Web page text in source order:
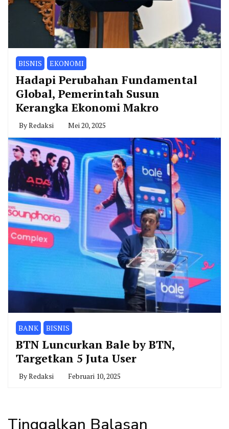
BISNIS EKONOMI
Hadapi Perubahan Fundamental
Global, Pemerintah Susun
Kerangka Ekonomi Makro
ByRedaksi Mei 20, 2025
BANK BISNIS
BTN Luncurkan Bale by BTN,
Targetkan 5 Juta User
ByRedaksi Februari 10, 2025
Tinggalkan Balasan